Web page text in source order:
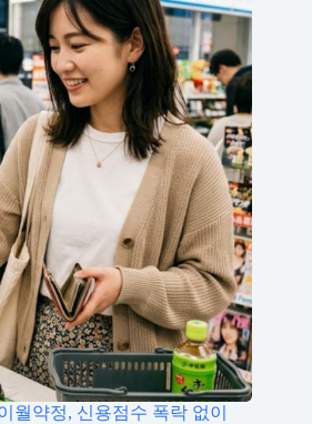
월약정, 신용점수 폭락 없이